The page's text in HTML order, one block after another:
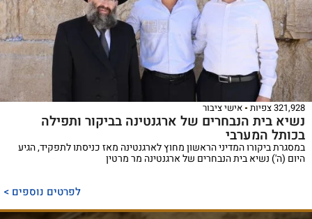
321,928 צפיות אישי ציבור
נשיא בית הנבחרים של ארגנטינה בביקור ותפילה
בכותל המערבי
במסגרת ביקורו המדיני הראשון מחוץ לארגנטינה מאז כניסתו לתפקיד, הגיע
היום (ה') נשיא בית הנבחרים של ארגנטינה מר מרטין
לפרטים נוספים >